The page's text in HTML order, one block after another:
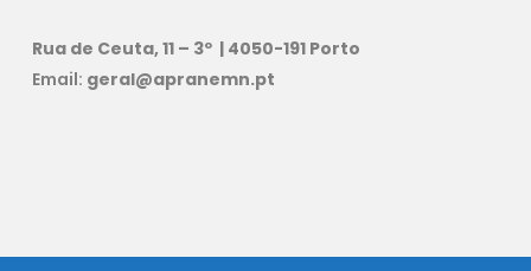
Rua de Ceuta, 11 – 3º | 4050-191 Porto
Email: geral@apranemn.pt